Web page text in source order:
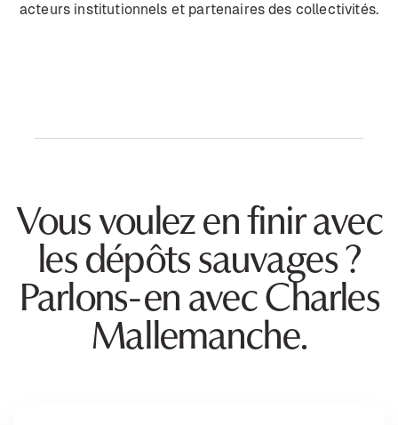
acteurs institutionnels et partenaires des collectivités.
Vous voulez en finir avec
les dépôts sauvages ?
Parlons-en avec Charles
Mallemanche.